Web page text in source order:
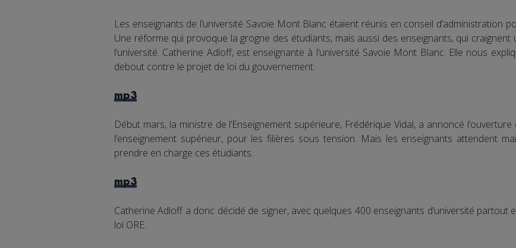
Les enseignants de l’université Savoie Mont Blanc étaient réunis en conseil d’administration
Une réforme qui provoque la grogne des étudiants, mais aussi des enseignants, qui craignent
l’université. Catherine Adloff, est enseignante à l’université Savoie Mont Blanc. Elle nous
debout contre le projet de loi du gouvernement.
mp3
Début mars, la ministre de l’Enseignement supérieure, Frédérique Vidal, a annoncé
l’enseignement supérieur, pour les filières sous tension. Mais les enseignants attendent
prendre en charge ces étudiants.
mp3
Catherine Adloff a donc décidé de signer, avec quelques 400 enseignants d’université
loi ORE.